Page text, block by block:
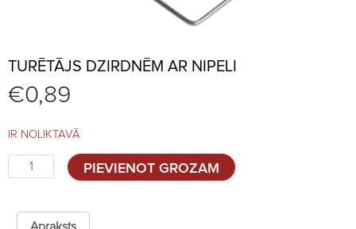
TURĒTĀJS DZIRDNĒM AR NIPELI
€0,89
IR NOLIKTAVĀ
Turētājs
dzirdnēm
nipeli
quantity
PIEVIENOT GROZAM